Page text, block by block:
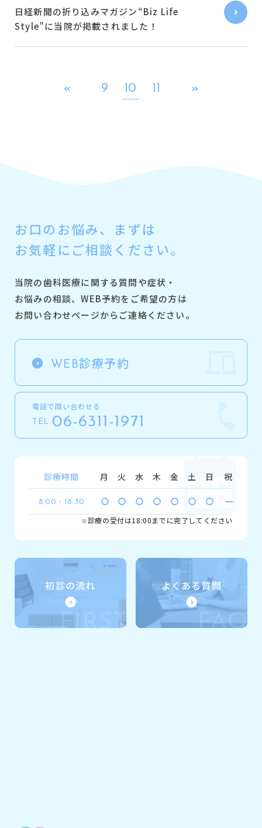
日経新聞の折り込みマガジン“Biz Life
Style”に当院が掲載されました！
9 10 11
お口のお悩み、
まずは
お気軽にご相談ください。
当院の歯科医療に関する質問や症状・
お悩みの相談、WEB予約をご希望の方は
お問い合わせページからご連絡ください。
WEB診療予約
電話で問い合わせる
TEL 06-6311-1971
診療時間 月 火 水 木 金 土 日 祝
8:00 - 18:30
※診療の受付は18:00までに完了してください
初診の流れ
FIRST
よくある質問
FAQ